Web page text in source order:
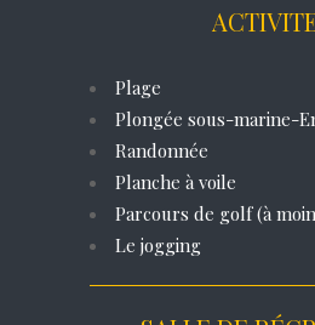
Plage
Plongée sous-marine-
Randonnée
Planche à voile
Parcours de golf (à
Le jogging